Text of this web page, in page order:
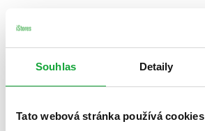
Souhlas Detaily
Tato webová stránka používá cookies